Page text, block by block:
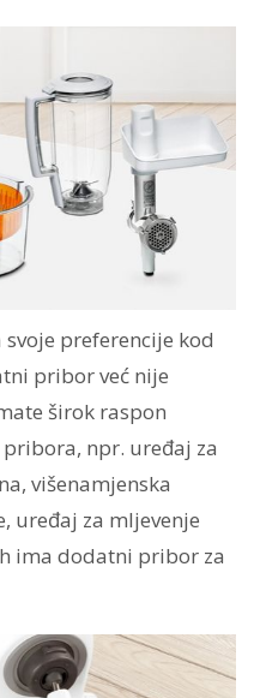
svoje preferencije kod
pribor već nije
širok raspon
npr. uređaj za
višenamjenska
uređaj za mljevenje
ima dodatni pribor za